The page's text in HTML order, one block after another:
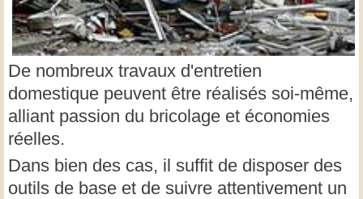
De nombreux travaux d'entretien
domestique peuvent être réalisés soi-même,
alliant passion du bricolage et économies
réelles.
Dans bien des cas, il suffit de disposer des
outils de base et de suivre attentivement un